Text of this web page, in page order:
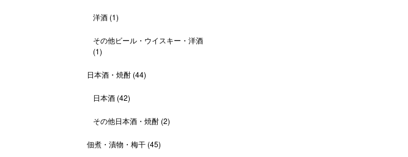
洋酒 (1)
その他ビール・ウイスキー・洋酒
(1)
日本酒・焼酎 (44)
日本酒 (42)
その他日本酒・焼酎 (2)
佃煮・漬物・梅干 (45)